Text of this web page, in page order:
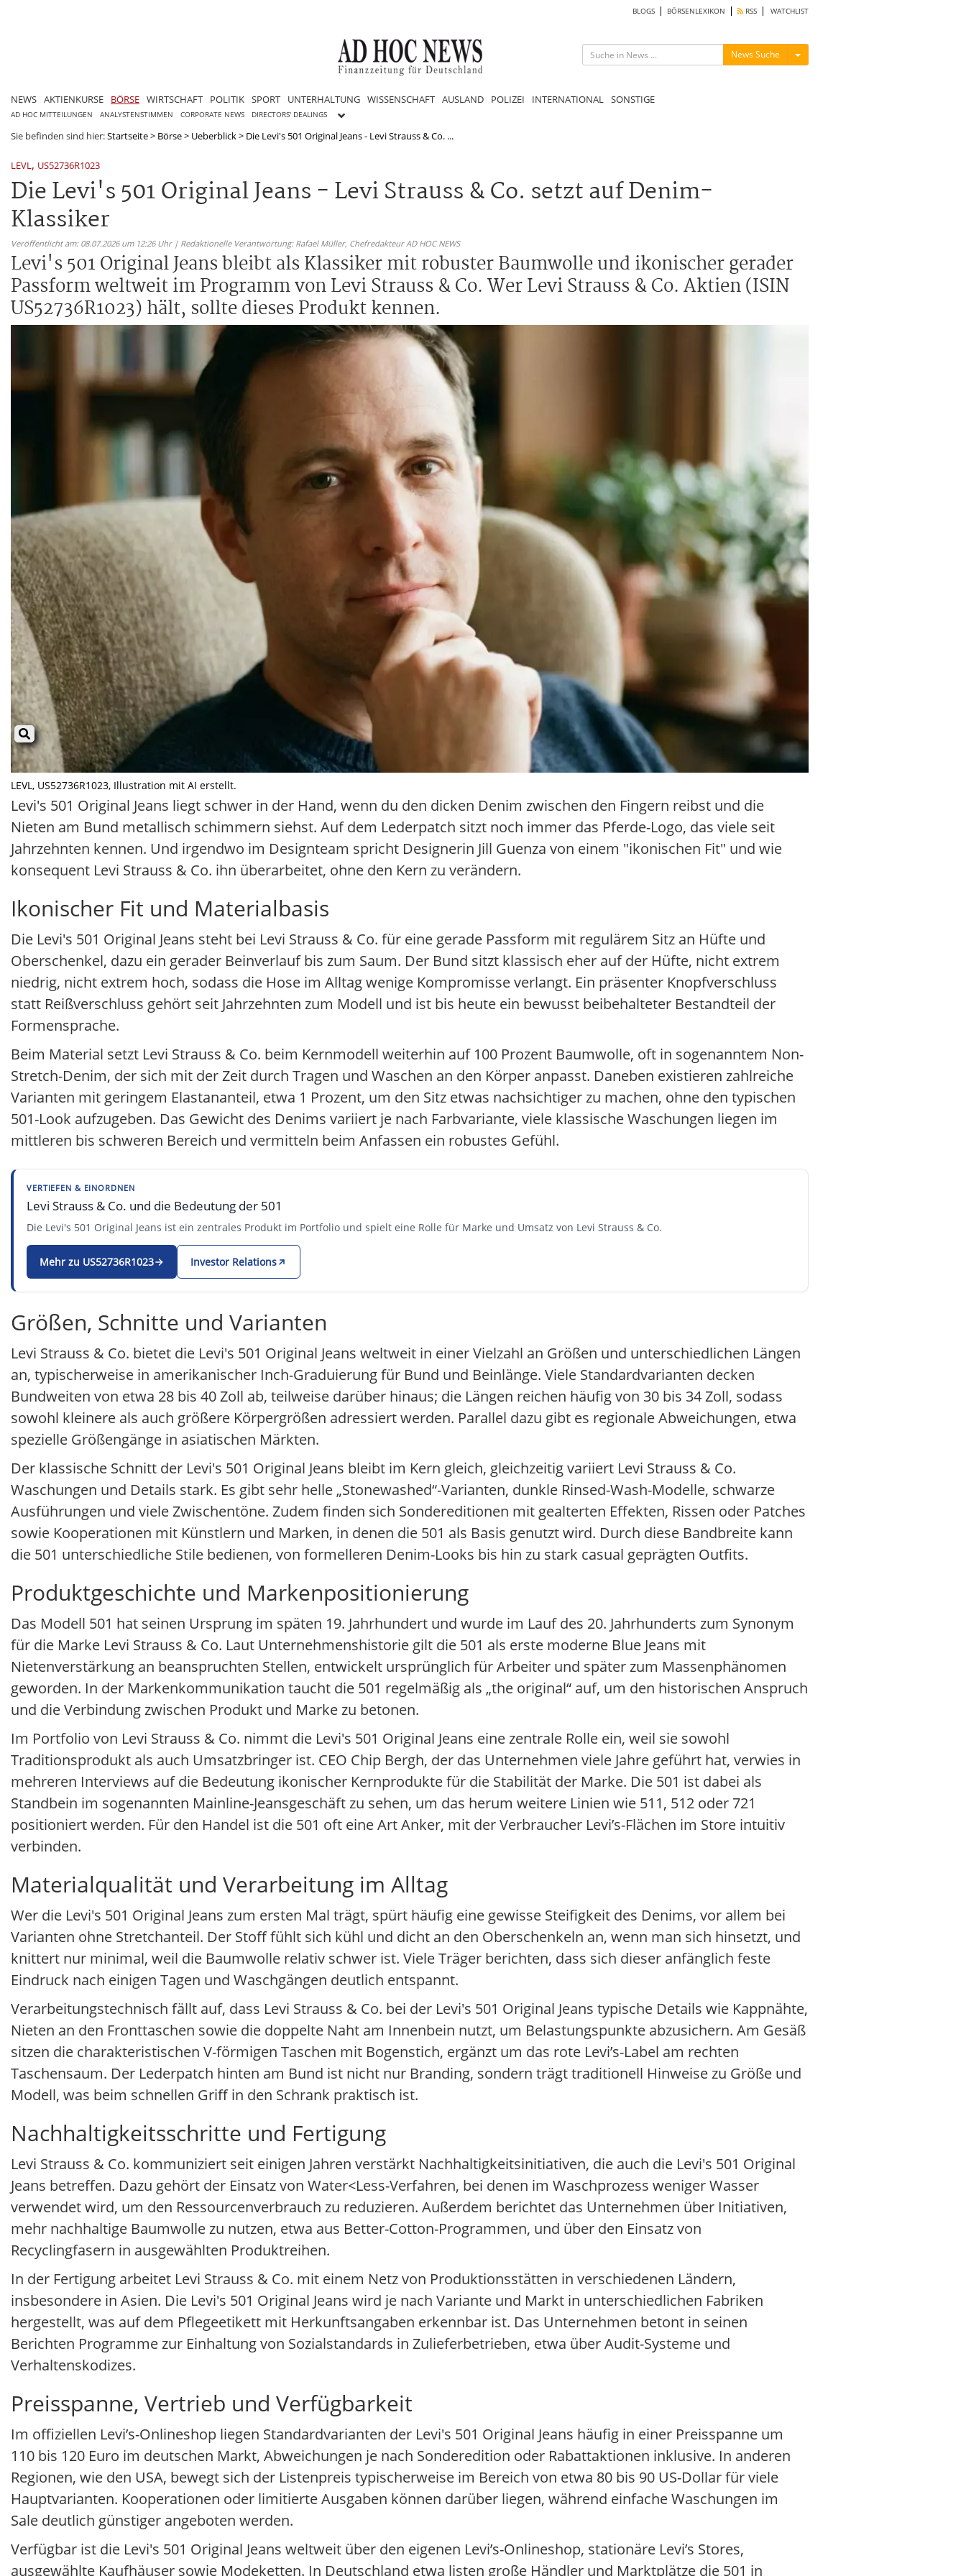
BLOGS BÖRSENLEXIKON RSS WATCHLIST
News Suche Menü ein-/ausblenden
NEWS AKTIENKURSE BÖRSE WIRTSCHAFT POLITIK SPORT UNTERHALTUNG WISSENSCHAFT AUSLAND POLIZEI INTERNATIONAL SONSTIGE
AD HOC MITTEILUNGEN ANALYSTENSTIMMEN CORPORATE NEWS DIRECTORS' DEALINGS
Sie befinden sind hier:Startseite> Börse> Ueberblick> Die Levi's 501 Original Jeans - Levi Strauss & Co. ...
LEVL, US52736R1023
Die Levi's 501 Original Jeans - Levi Strauss & Co. setzt auf Denim-
Klassiker
Veröffentlicht am: 08.07.2026 um 12:26 Uhr | Redaktionelle Verantwortung: Rafael Müller, Chefredakteur AD HOC NEWS
Levi's 501 Original Jeans bleibt als Klassiker mit robuster Baumwolle und ikonischer gerader
Passform weltweit im Programm von Levi Strauss & Co. Wer Levi Strauss & Co. Aktien (ISIN
US52736R1023) hält, sollte dieses Produkt kennen.
LEVL, US52736R1023, Illustration mit AI erstellt.
Levi's 501 Original Jeans liegt schwer in der Hand, wenn du den dicken Denim zwischen den Fingern reibst und die
Nieten am Bund metallisch schimmern siehst. Auf dem Lederpatch sitzt noch immer das Pferde-Logo, das viele seit
Jahrzehnten kennen. Und irgendwo im Designteam spricht Designerin Jill Guenza von einem "ikonischen Fit" und wie
konsequent Levi Strauss & Co. ihn überarbeitet, ohne den Kern zu verändern.
Ikonischer Fit und Materialbasis
Die Levi's 501 Original Jeans steht bei Levi Strauss & Co. für eine gerade Passform mit regulärem Sitz an Hüfte und
Oberschenkel, dazu ein gerader Beinverlauf bis zum Saum. Der Bund sitzt klassisch eher auf der Hüfte, nicht extrem
niedrig, nicht extrem hoch, sodass die Hose im Alltag wenige Kompromisse verlangt. Ein präsenter Knopfverschluss
statt Reißverschluss gehört seit Jahrzehnten zum Modell und ist bis heute ein bewusst beibehalteter Bestandteil der
Formensprache.
Beim Material setzt Levi Strauss & Co. beim Kernmodell weiterhin auf 100 Prozent Baumwolle, oft in sogenanntem Non-
Stretch-Denim, der sich mit der Zeit durch Tragen und Waschen an den Körper anpasst. Daneben existieren zahlreiche
Varianten mit geringem Elastananteil, etwa 1 Prozent, um den Sitz etwas nachsichtiger zu machen, ohne den typischen
501-Look aufzugeben. Das Gewicht des Denims variiert je nach Farbvariante, viele klassische Waschungen liegen im
mittleren bis schweren Bereich und vermitteln beim Anfassen ein robustes Gefühl.
VERTIEFEN & EINORDNEN
Levi Strauss & Co. und die Bedeutung der 501
Die Levi's 501 Original Jeans ist ein zentrales Produkt im Portfolio und spielt eine Rolle für Marke und Umsatz von Levi Strauss & Co.
Mehr zu US52736R1023 Investor Relations
Größen, Schnitte und Varianten
Levi Strauss & Co. bietet die Levi's 501 Original Jeans weltweit in einer Vielzahl an Größen und unterschiedlichen Längen
an, typischerweise in amerikanischer Inch-Graduierung für Bund und Beinlänge. Viele Standardvarianten decken
Bundweiten von etwa 28 bis 40 Zoll ab, teilweise darüber hinaus; die Längen reichen häufig von 30 bis 34 Zoll, sodass
sowohl kleinere als auch größere Körpergrößen adressiert werden. Parallel dazu gibt es regionale Abweichungen, etwa
spezielle Größengänge in asiatischen Märkten.
Der klassische Schnitt der Levi's 501 Original Jeans bleibt im Kern gleich, gleichzeitig variiert Levi Strauss & Co.
Waschungen und Details stark. Es gibt sehr helle „Stonewashed“-Varianten, dunkle Rinsed-Wash-Modelle, schwarze
Ausführungen und viele Zwischentöne. Zudem finden sich Sondereditionen mit gealterten Effekten, Rissen oder Patches
sowie Kooperationen mit Künstlern und Marken, in denen die 501 als Basis genutzt wird. Durch diese Bandbreite kann
die 501 unterschiedliche Stile bedienen, von formelleren Denim-Looks bis hin zu stark casual geprägten Outfits.
Produktgeschichte und Markenpositionierung
Das Modell 501 hat seinen Ursprung im späten 19. Jahrhundert und wurde im Lauf des 20. Jahrhunderts zum Synonym
für die Marke Levi Strauss & Co. Laut Unternehmenshistorie gilt die 501 als erste moderne Blue Jeans mit
Nietenverstärkung an beanspruchten Stellen, entwickelt ursprünglich für Arbeiter und später zum Massenphänomen
geworden. In der Markenkommunikation taucht die 501 regelmäßig als „the original“ auf, um den historischen Anspruch
und die Verbindung zwischen Produkt und Marke zu betonen.
Im Portfolio von Levi Strauss & Co. nimmt die Levi's 501 Original Jeans eine zentrale Rolle ein, weil sie sowohl
Traditionsprodukt als auch Umsatzbringer ist. CEO Chip Bergh, der das Unternehmen viele Jahre geführt hat, verwies in
mehreren Interviews auf die Bedeutung ikonischer Kernprodukte für die Stabilität der Marke. Die 501 ist dabei als
Standbein im sogenannten Mainline-Jeansgeschäft zu sehen, um das herum weitere Linien wie 511, 512 oder 721
positioniert werden. Für den Handel ist die 501 oft eine Art Anker, mit der Verbraucher Levi’s-Flächen im Store intuitiv
verbinden.
Materialqualität und Verarbeitung im Alltag
Wer die Levi's 501 Original Jeans zum ersten Mal trägt, spürt häufig eine gewisse Steifigkeit des Denims, vor allem bei
Varianten ohne Stretchanteil. Der Stoff fühlt sich kühl und dicht an den Oberschenkeln an, wenn man sich hinsetzt, und
knittert nur minimal, weil die Baumwolle relativ schwer ist. Viele Träger berichten, dass sich dieser anfänglich feste
Eindruck nach einigen Tagen und Waschgängen deutlich entspannt.
Verarbeitungstechnisch fällt auf, dass Levi Strauss & Co. bei der Levi's 501 Original Jeans typische Details wie Kappnähte,
Nieten an den Fronttaschen sowie die doppelte Naht am Innenbein nutzt, um Belastungspunkte abzusichern. Am Gesäß
sitzen die charakteristischen V-förmigen Taschen mit Bogenstich, ergänzt um das rote Levi’s-Label am rechten
Taschensaum. Der Lederpatch hinten am Bund ist nicht nur Branding, sondern trägt traditionell Hinweise zu Größe und
Modell, was beim schnellen Griff in den Schrank praktisch ist.
Nachhaltigkeitsschritte und Fertigung
Levi Strauss & Co. kommuniziert seit einigen Jahren verstärkt Nachhaltigkeitsinitiativen, die auch die Levi's 501 Original
Jeans betreffen. Dazu gehört der Einsatz von Water<Less-Verfahren, bei denen im Waschprozess weniger Wasser
verwendet wird, um den Ressourcenverbrauch zu reduzieren. Außerdem berichtet das Unternehmen über Initiativen,
mehr nachhaltige Baumwolle zu nutzen, etwa aus Better-Cotton-Programmen, und über den Einsatz von
Recyclingfasern in ausgewählten Produktreihen.
In der Fertigung arbeitet Levi Strauss & Co. mit einem Netz von Produktionsstätten in verschiedenen Ländern,
insbesondere in Asien. Die Levi's 501 Original Jeans wird je nach Variante und Markt in unterschiedlichen Fabriken
hergestellt, was auf dem Pflegeetikett mit Herkunftsangaben erkennbar ist. Das Unternehmen betont in seinen
Berichten Programme zur Einhaltung von Sozialstandards in Zulieferbetrieben, etwa über Audit-Systeme und
Verhaltenskodizes.
Preisspanne, Vertrieb und Verfügbarkeit
Im offiziellen Levi’s-Onlineshop liegen Standardvarianten der Levi's 501 Original Jeans häufig in einer Preisspanne um
110 bis 120 Euro im deutschen Markt, Abweichungen je nach Sonderedition oder Rabattaktionen inklusive. In anderen
Regionen, wie den USA, bewegt sich der Listenpreis typischerweise im Bereich von etwa 80 bis 90 US-Dollar für viele
Hauptvarianten. Kooperationen oder limitierte Ausgaben können darüber liegen, während einfache Waschungen im
Sale deutlich günstiger angeboten werden.
Verfügbar ist die Levi's 501 Original Jeans weltweit über den eigenen Levi’s-Onlineshop, stationäre Levi’s Stores,
ausgewählte Kaufhäuser sowie Modeketten. In Deutschland etwa listen große Händler und Marktplätze die 501 in